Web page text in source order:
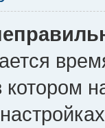
котором